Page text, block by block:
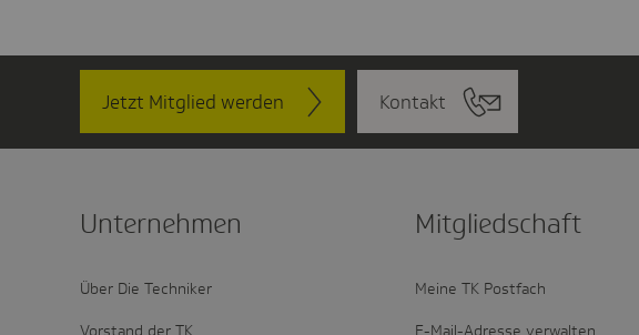
Jetzt Mitglied werden Kontakt
Unter­nehmen
Über Die Techniker
Vorstand der TK
Mitglied­schaft
Meine TK Postfach
E-Mail-Adresse verwalten